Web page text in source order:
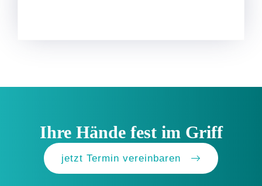
Ihre Hände fest im Griff
jetzt Termin vereinbaren